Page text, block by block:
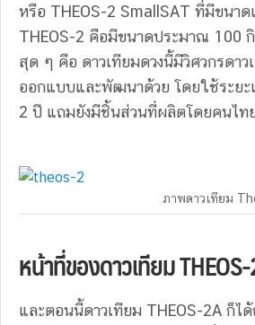
หรือ THEOS-2 SmallSAT ที่มีขนาด
THEOS-2 คือมีขนาดประมาณ 100
สุด ๆ คือ ดาวเทียมดวงนี้มีวิศวกรดา
ออกแบบและพัฒนาด้วย โดยใช้ระยะ
2 ปี แถมยังมีชิ้นส่วนที่ผลิตโดยคนไท
ภาพดาวเทียม
หน้าที่ของดาวเทียม
และตอนนี้ดาวเทียม THEOS-2A ก็ไ